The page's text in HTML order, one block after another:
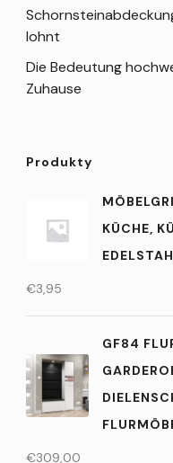
lohnt
Die Bedeutung
Zuhause
Produkty
KÜCHE,
€3,95
GF84
€309,00